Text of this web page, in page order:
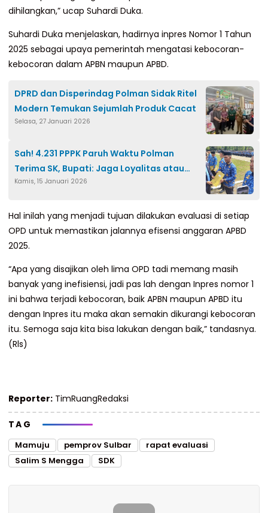
dihilangkan,” ucap Suhardi Duka.
Suhardi Duka menjelaskan, hadirnya inpres Nomor 1 Tahun
2025 sebagai upaya pemerintah mengatasi kebocoran-
kebocoran dalam APBN maupun APBD.
DPRD dan Disperindag Polman Sidak Ritel
Modern Temukan Sejumlah Produk Cacat
Selasa, 27 Januari 2026
Sah! 4.231 PPPK Paruh Waktu Polman
Terima SK, Bupati: Jaga Loyalitas atau
Dievaluasi
Kamis, 15 Januari 2026
Hal inilah yang menjadi tujuan dilakukan evaluasi di setiap
OPD untuk memastikan jalannya efisensi anggaran APBD
2025.
“Apa yang disajikan oleh lima OPD tadi memang masih
banyak yang inefisiensi, jadi pas lah dengan Inpres nomor 1
ini bahwa terjadi kebocoran, baik APBN maupun APBD itu
dengan Inpres itu maka akan semakin dikurangi kebocoran
itu. Semoga saja kita bisa lakukan dengan baik,” tandasnya.
(Rls)
Reporter: TimRuangRedaksi
TAG
Mamuju pemprov Sulbar
rapat evaluasi
Salim S Mengga
SDK